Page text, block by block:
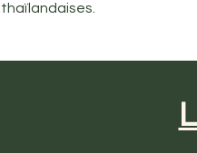
thaïlandaises.